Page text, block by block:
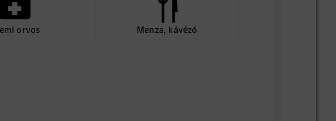
orvos Menza, kávézó